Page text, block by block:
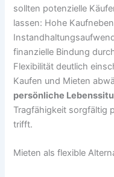
sollten potenzielle
lassen: Hohe
finanzielle Bindung
Flexibilität deutlich
Kaufen und Mieten
persönliche
Tragfähigkeit sorgfältig
trifft.
Mieten als flexible